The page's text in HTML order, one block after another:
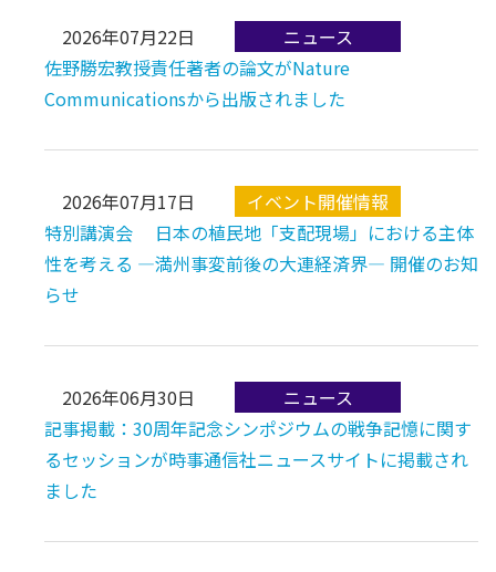
2026年07月22日
佐野勝宏教授責任著者の論文がNature
Communicationsから出版されました
2026年07月17日
特別講演会 日本の植民地「支配現場」における主体
性を考える ―満州事変前後の大連経済界― 開催のお知
らせ
2026年06月30日
記事掲載：30周年記念シンポジウムの戦争記憶に関す
るセッションが時事通信社ニュースサイトに掲載され
ました